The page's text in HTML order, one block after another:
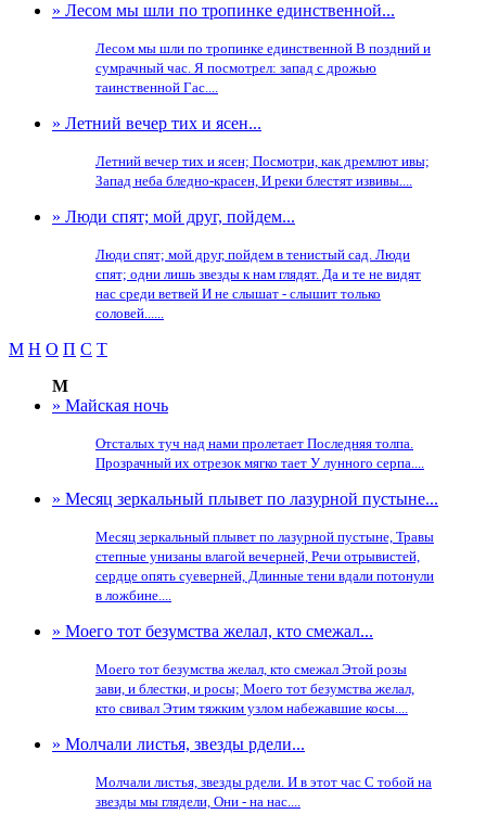
» Лесом мы шли по тропинке единственной...
Лесом мы шли по тропинке единственной В поздний и
сумрачный час. Я посмотрел: запад с дрожью
таинственной Гас....
» Летний вечер тих и ясен...
Летний вечер тих и ясен; Посмотри, как дремлют ивы;
Запад неба бледно-красен, И реки блестят извивы....
» Люди спят; мой друг, пойдем...
Люди спят; мой друг, пойдем в тенистый сад. Люди
спят; одни лишь звезды к нам глядят. Да и те не видят
нас среди ветвей И не слышат - слышит только
соловей......
М Н О П С Т
М
» Майская ночь
Отсталых туч над нами пролетает Последняя толпа.
Прозрачный их отрезок мягко тает У лунного серпа....
» Месяц зеркальный плывет по лазурной пустыне...
Месяц зеркальный плывет по лазурной пустыне, Травы
степные унизаны влагой вечерней, Речи отрывистей,
сердце опять суеверней, Длинные тени вдали потонули
в ложбине....
» Моего тот безумства желал, кто смежал...
Моего тот безумства желал, кто смежал Этой розы
зави, и блестки, и росы; Моего тот безумства желал,
кто свивал Этим тяжким узлом набежавшие косы....
» Молчали листья, звезды рдели...
Молчали листья, звезды рдели. И в этот час С тобой на
звезды мы глядели, Они - на нас....